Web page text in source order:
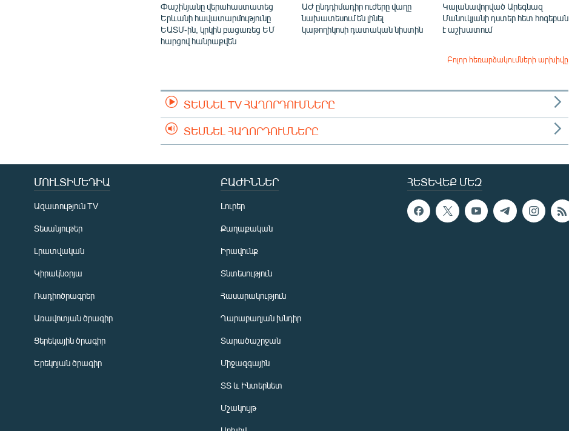
Փաշինյանը վերահաստատեց
Երևանի հավատարմությունը
ԵԱՏՄ-ին, կրկին բացառեց ԵՄ
հարցով հանրաքվեն
ԱԺ ընդդիմադիր ուժերը վաղը
նախատեսում են լինել
կաթողիկոսի դատական նիստին
Կալանավորված Արեգնազ
Մանուկյանի դստեր հետ հոգեբան
է աշխատում
Բոլոր հեռարձակումների արխիվը
ՏԵՍՆԵԼ TV ՀԱՂՈՐԴՈՒՄՆԵՐԸ
ՏԵՍՆԵԼ ՀԱՂՈՐԴՈՒՄՆԵՐԸ
ՀԵՏԵՎԵՔ ՄԵԶ
ՄՈՒԼՏԻՄԵԴԻԱ
Ազատություն TV
Տեսանյութեր
Լրատվական
Կիրակնօրյա
Ռադիոծրագրեր
Առավոտյան ծրագիր
Ցերեկային ծրագիր
Երեկոյան ծրագիր
ԲԱԺԻՆՆԵՐ
Լուրեր
Քաղաքական
Իրավունք
Տնտեսություն
Հասարակություն
Ղարաբաղյան խնդիր
Տարածաշրջան
Միջազգային
ՏՏ և Ինտերնետ
Մշակույթ